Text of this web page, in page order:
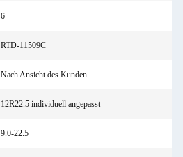
6
RTD-11509C
Nach Ansicht des Kunden
12R22.5 individuell angepasst
9.0-22.5